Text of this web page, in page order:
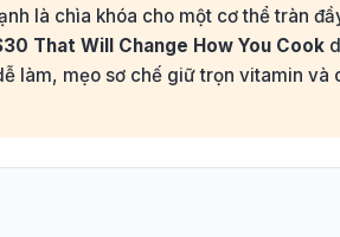
là chìa khóa cho một cơ thể tràn
That Will Change How You Cook
làm, mẹo sơ chế giữ trọn vitamin và